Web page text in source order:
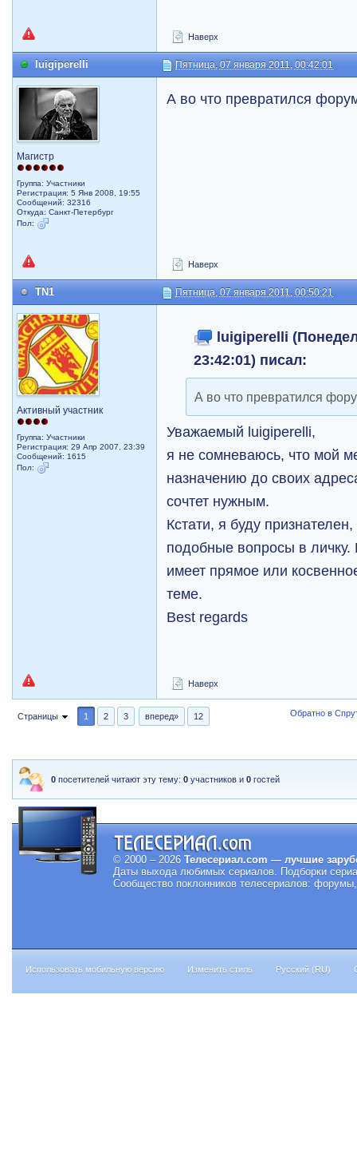
Наверх
luigiperelli Пятница, 07 января 2011, 00:42:01
Магистр
Группа: Участники
Регистрация: 5 Янв 2008, 19:55
Сообщений: 32316
Откуда: Санкт-Петербург
Пол:
А во что превратился
Наверх
TN1 Пятница, 07 января 2011, 00:50:21
Активный участник
Группа: Участники
Регистрация: 29 Апр 2007, 23:39
Сообщений: 1615
Пол:
luigiperelli
23:42:01) писал:
А во что превратился
Уважаемый luigiperelli,
я не сомневаюсь, что мой
назначению до своих
сочтет нужным.
Кстати, я буду
подобные вопросы в
имеет прямое или
теме.
Best regards
Наверх
Страницы 1 2 3 вперед» 12 Обратно в
0 посетителей читают эту тему:0 участников и0 гостей
© 2000 – 2026 Телесериал.com — лучшие
Даты выхода любимых сериалов. Подборки
Сообщество поклонников телесериалов:
Использовать мобильную версию Изменить стиль Русский (RU)